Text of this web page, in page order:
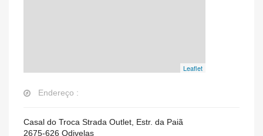
Leaflet
Endereço :
Casal do Troca Strada Outlet, Estr. da Paiã
2675-626 Odivelas